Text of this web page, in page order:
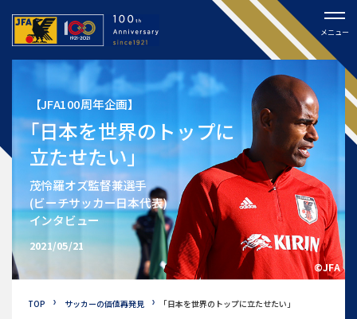
メニュー
【JFA100周年企画】
｢日本を世界のトップに
立たせたい｣
茂怜羅オズ監督兼選手
(ビーチサッカー日本代表)
インタビュー
2021/05/21
©JFA
TOP サッカーの価値再発見 ｢日本を世界のトップに立たせたい｣